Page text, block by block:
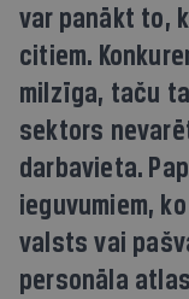
var panākt to,
citiem.
milzīga, taču
sektors
darbavieta.
ieguvumiem,
valsts vai
personāla